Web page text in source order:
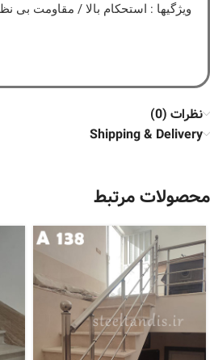
ویژگیها : استحکام بالا / مقاومت بی
نظرات (0)
Shipping & Delivery
محصولات مرتبط